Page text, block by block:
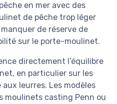
en mer avec des
de pêche trop léger
de réserve de
sur le porte-moulinet.
directement l’équilibre
en particulier sur les
aux leurres. Les modèles
moulinets casting Penn ou